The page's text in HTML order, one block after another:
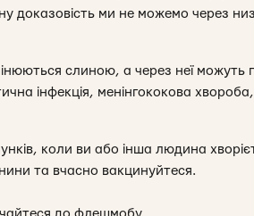
доказовість ми не можемо через
слиною, а через неї можуть
інфекція, менінгококова хвороба,
коли ви або інша людина
та вчасно вакцинуйтеся.